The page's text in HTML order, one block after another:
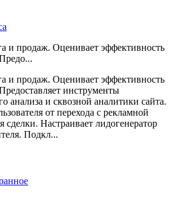
и продаж. Оценивает эффективность
и продаж. Оценивает эффективность
инструменты
анализа и сквозной аналитики сайта.
от перехода с рекламной
Настраивает лидогенератор
Подкл...